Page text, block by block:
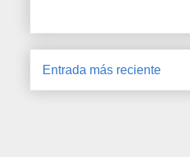
Entrada más reciente